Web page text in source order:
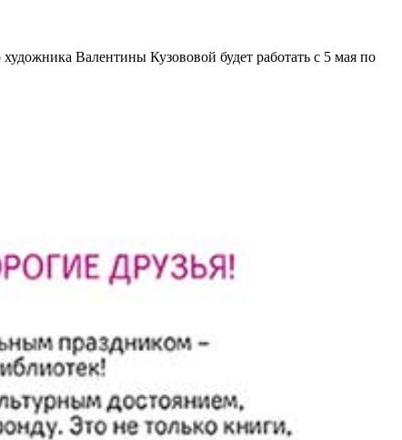
Валентины Кузововой будет работать с 5 мая по